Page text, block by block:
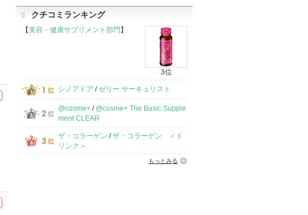
クチコミランキング
【美容・健康サプリメント部門 】
3位
シノアドア /ゼリー サーキュリスト
@cosme+ / @cosme+ The Basic Supple
ment CLEAR
ザ・コラーゲン /ザ・コラーゲン ＜ド
リンク＞
もっとみる